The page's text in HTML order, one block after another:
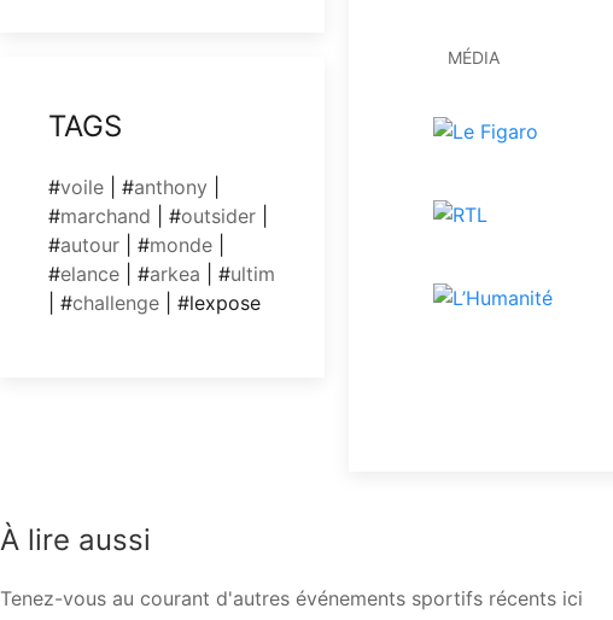
TAGS
#voile | #anthony
#marchand | #outsider
#autour | #monde
#elance | #arkea | #ultim
| #challenge | #lexpose
MÉDIA
À lire aussi
Tenez-vous au courant d'autres événements sportifs récents ici